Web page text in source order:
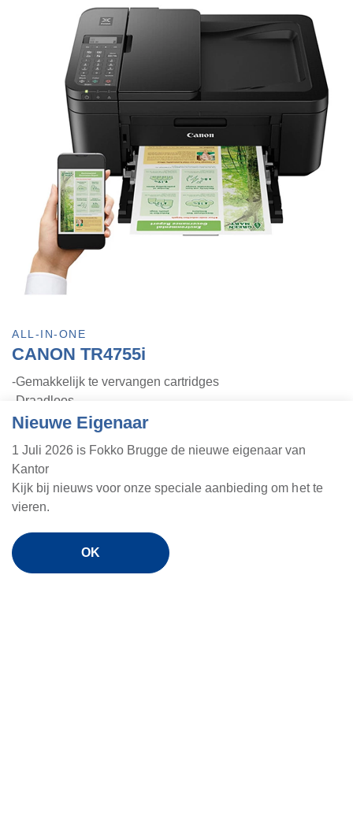
ALL-IN-ONE
CANON TR4755i
-Gemakkelijk te vervangen cartridges
-Draadloos
-Ook printer vanaf telefoon en tablet
-Papierlade
-Snel
€89,-
Nieuwe Eigenaar
1 Juli 2026 is Fokko Brugge de nieuwe eigenaar van
Kantor
Kijk bij nieuws voor onze speciale aanbieding om het te
vieren.
OK